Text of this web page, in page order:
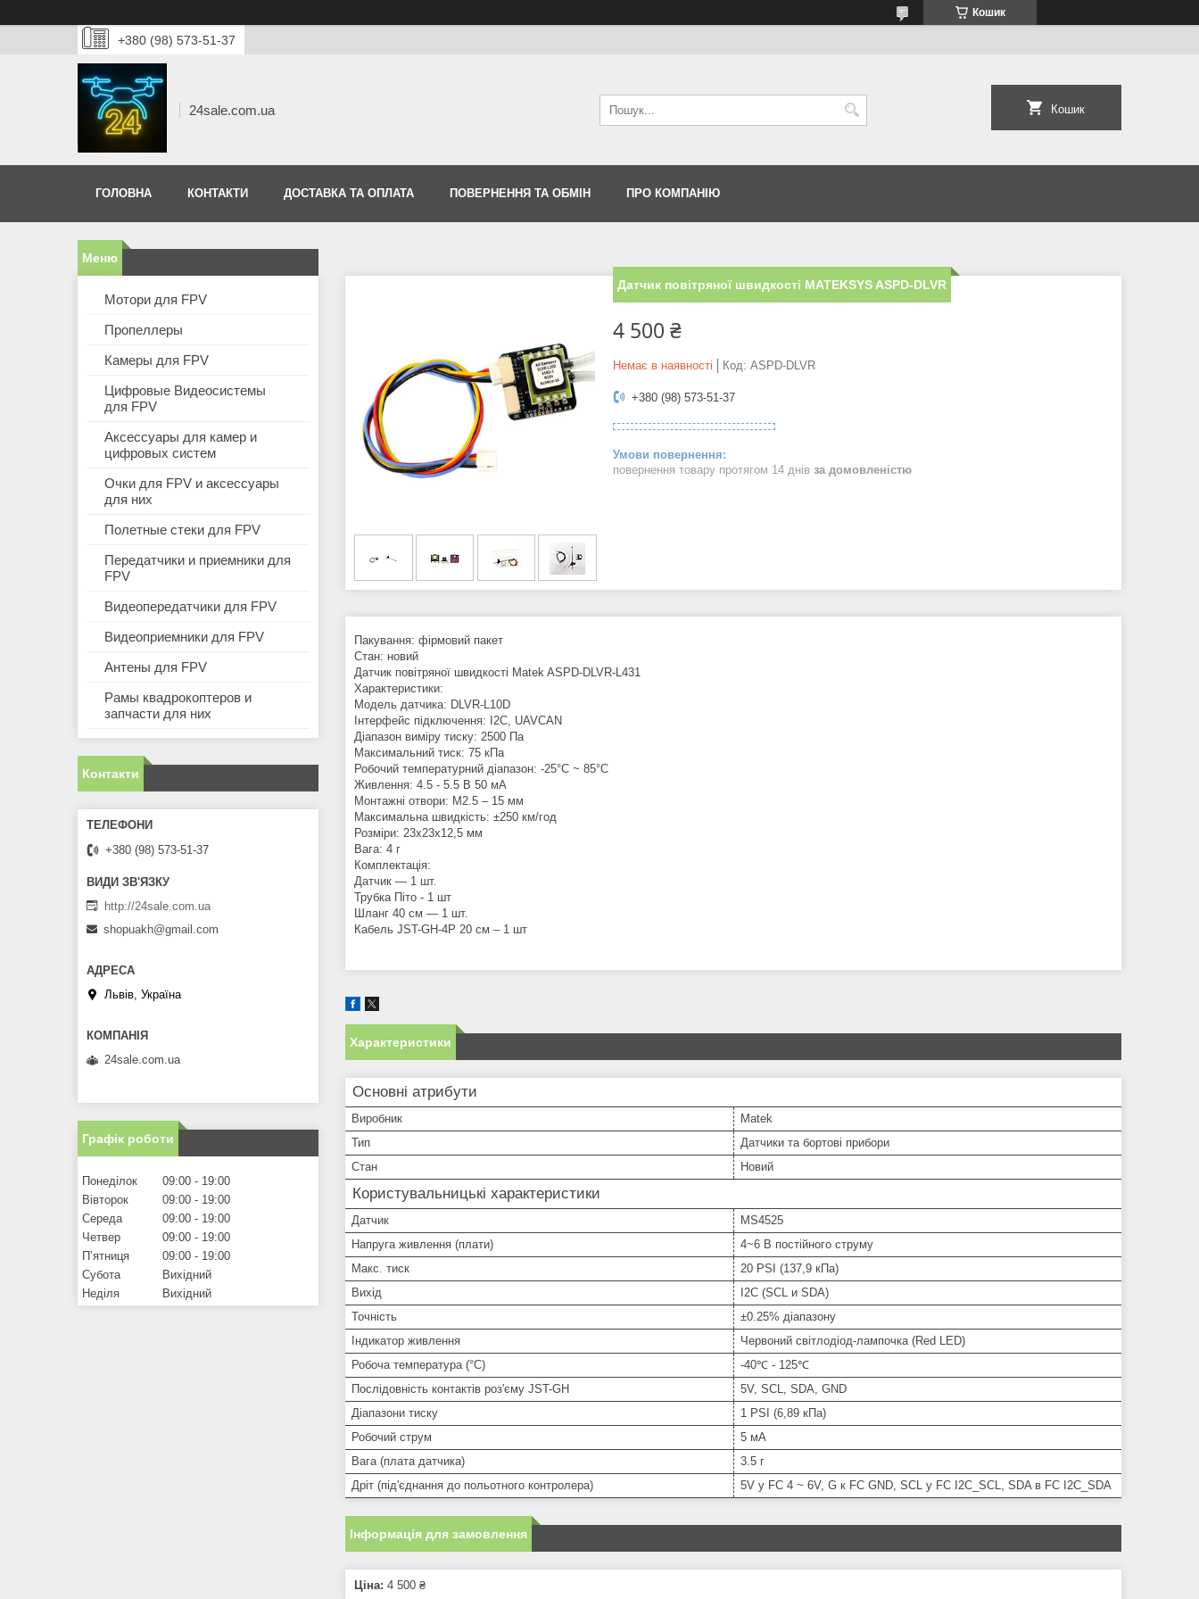
Кошик
+380 (98) 573-51-37
24sale.com.ua Кошик
ГОЛОВНА КОНТАКТИ ДОСТАВКА ТА ОПЛАТА ПОВЕРНЕННЯ ТА ОБМІН ПРО КОМПАНІЮ
Датчик повітряної швидкості MATEKSYS ASPD-DLVR
4 500 ₴
Немає в наявності Код: ASPD-DLVR
+380 (98) 573-51-37
повернення товару протягом 14 днів за домовленістю
Пакування: фірмовий пакет
Стан: новий
Датчик повітряної швидкості Matek ASPD-DLVR-L431
Характеристики:
Модель датчика: DLVR-L10D
Інтерфейс підключення: I2C, UAVCAN
Діапазон виміру тиску: 2500 Па
Максимальний тиск: 75 кПа
Робочий температурний діапазон: -25°C ~ 85°C
Живлення: 4.5 - 5.5 В 50 мА
Монтажні отвори: М2.5 – 15 мм
Максимальна швидкість: ±250 км/год
Розміри: 23х23х12,5 мм
Вага: 4 г
Комплектація:
Датчик — 1 шт.
Трубка Піто - 1 шт
Шланг 40 см — 1 шт.
Кабель JST-GH-4P 20 см – 1 шт
Характеристики
Основні атрибути
Виробник
Matek
Тип
Датчики та бортові прибори
Стан
Новий
Користувальницькі характеристики
Датчик
MS4525
Напруга живлення (плати)
4~6 В постійного струму
Макс. тиск
20 PSI (137,9 кПа)
Вихід
I2C (SCL и SDA)
Точність
±0.25% діапазону
Індикатор живлення
Червоний світлодіод-лампочка (Red LED)
Робоча температура (°C)
-40℃ - 125℃
Послідовність контактів роз'єму JST-GH
5V, SCL, SDA, GND
Діапазони тиску
1 PSI (6,89 кПа)
Робочий струм
5 мА
Вага (плата датчика)
3.5 г
Дріт (під'єднання до польотного контролера)
5V у FC 4 ~ 6V, G к FC GND, SCL у FC I2C_SCL, SDA в FC I2C_SDA
Інформація для замовлення
Ціна: 4 500 ₴
Мотори для FPV
Пропеллеры
Камеры для FPV
Цифровые Видеосистемы
для FPV
Аксессуары для камер и
цифровых систем
Очки для FPV и аксессуары
для них
Полетные стеки для FPV
Передатчики и приемники для
FPV
Видеопередатчики для FPV
Видеоприемники для FPV
Антены для FPV
Рамы квадрокоптеров и
запчасти для них
Контакти
+380 (98) 573-51-37
http://24sale.com.ua
shopuakh@gmail.com
Львів, Україна
24sale.com.ua
Графік роботи
Понеділок 09:00
19:00
Вівторок
09:00
19:00
Середа
09:00
19:00
Четвер
09:00
19:00
Пʼятниця
09:00
19:00
Субота
Вихідний
Неділя
Вихідний